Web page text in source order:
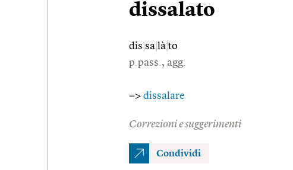
dissalato
dis sa là to
p.pass., agg.
=> dissalare
Correzioni e suggerimenti
Condividi